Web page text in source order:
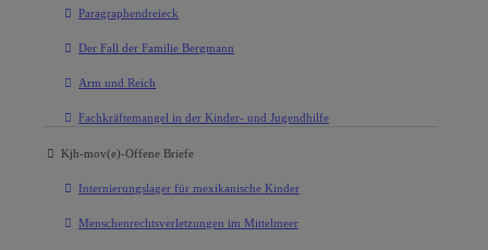
Paragraphendreieck
Der Fall der Familie Bergmann
Arm und Reich
Fachkräftemangel in der Kinder- und Jugendhilfe
Kjh-mov(e)-Offene Briefe
Internierungslager für mexikanische Kinder
Menschenrechtsverletzungen im Mittelmeer